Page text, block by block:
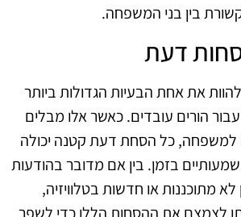
בין בני המשפחה.
דעת
את אחת הבעיות הגדולות ביותר
עבור הורים עובדים. כאשר אלו מבלים
למשפחה, כל הסחת דעת קטנה יכולה
בזמן. בין אם מדובר בהודעות
מתוכננות או חדשות בטלוויזיה,